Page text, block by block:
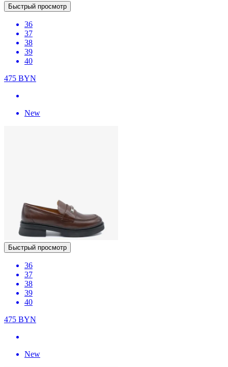
Быстрый просмотр
36
37
38
39
40
475 BYN
New
Быстрый просмотр
36
37
38
39
40
475 BYN
New